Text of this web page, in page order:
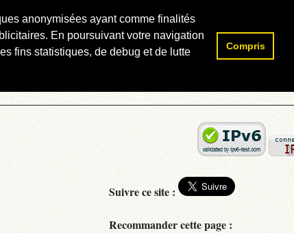
anonymisées ayant comme finalités
En poursuivant votre navigation
fins statistiques, de debug et de lutte
Compris
Rechercher :
Suivre ce site :
Recommander cette page :